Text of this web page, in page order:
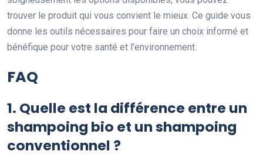
trouver le produit qui vous convient le mieux. Ce guide vous
donne les outils nécessaires pour faire un choix informé et
bénéfique pour votre santé et l’environnement.
FAQ
1. Quelle est la différence entre un
shampoing bio et un shampoing
conventionnel ?